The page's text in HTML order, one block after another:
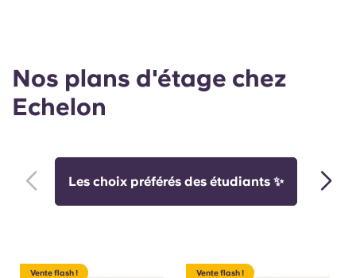
Nos plans d'étage chez
Echelon
Les choix préférés des étudiants ✨ 2 Lit
Vente flash ! Vente flash !